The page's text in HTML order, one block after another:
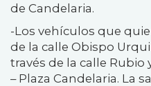
de Candelaria.
-Los vehículos que
de la calle Obispo
través de la calle Rubio
– Plaza Candelaria. La